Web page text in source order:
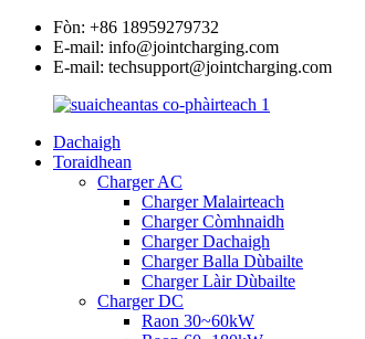
Fòn: +86 18959279732
E-mail: info@jointcharging.com
E-mail: techsupport@jointcharging.com
Dachaigh
Toraidhean
Charger AC
Charger Malairteach
Charger Còmhnaidh
Charger Dachaigh
Charger Balla Dùbailte
Charger Làir Dùbailte
Charger DC
Raon 30~60kW